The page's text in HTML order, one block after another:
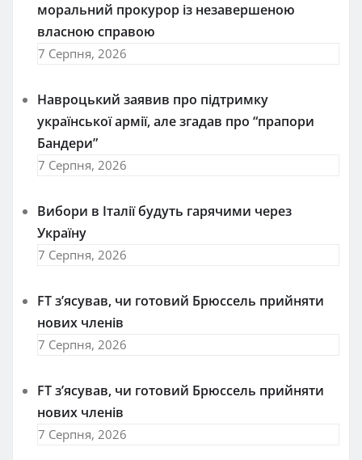
моральний прокурор із незавершеною
власною справою
7 Серпня, 2026
Навроцький заявив про підтримку
української армії, але згадав про “прапори
Бандери”
7 Серпня, 2026
Вибори в Італії будуть гарячими через
Україну
7 Серпня, 2026
FT зʼясував, чи готовий Брюссель прийняти
нових членів
7 Серпня, 2026
FT зʼясував, чи готовий Брюссель прийняти
нових членів
7 Серпня, 2026